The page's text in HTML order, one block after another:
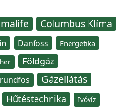
Columbus Klíma
Danfoss Energetika
Földgáz
Gázellátás
Hűtéstechnika Ivóvíz